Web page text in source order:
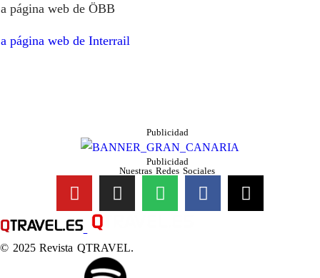
página web de ÖBB
página web de Interrail
Publicidad
Publicidad
Nuestras Redes Sociales
© 2025 Revista QTRAVEL.